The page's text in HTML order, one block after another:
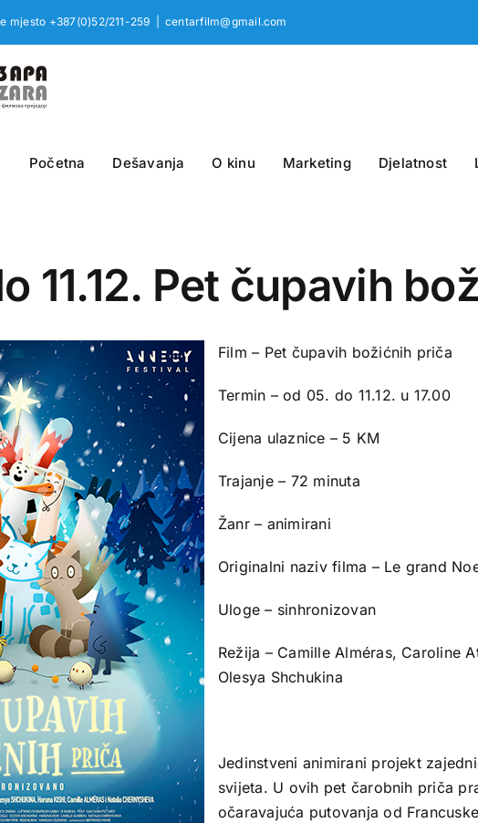
mjesto +387(0)52/211-259 centarfilm@gmail.com
Početna Dešavanja O kinu Marketing Djelatnost
11.12. Pet čupavih
Film – Pet čupavih božićnih priča
Termin – od 05. do 11.12. u 17.00
Cijena ulaznice – 5 KM
Trajanje – 72 minuta
Žanr – animirani
Originalni naziv filma – Le grand
Uloge – sinhronizovan
Režija – Camille Alméras, Caroline
Olesya Shchukina
Jedinstveni animirani projekt
svijeta. U ovih pet čarobnih priča
očaravajuća putovanja od